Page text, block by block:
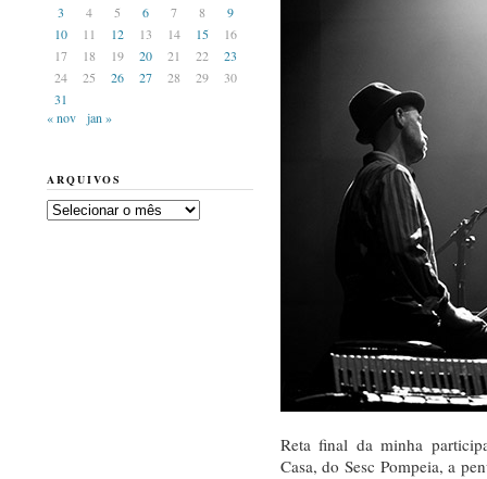
Reta final da minha
Casa, do Sesc Pompeia, a
3
4 5 6 7 8
9
10
11 12 13 14 15
16
17
18 19 20 21 22
23
24
25 26 27 28 29
30
31
« nov
jan »
ARQUIVOS
Arquivos